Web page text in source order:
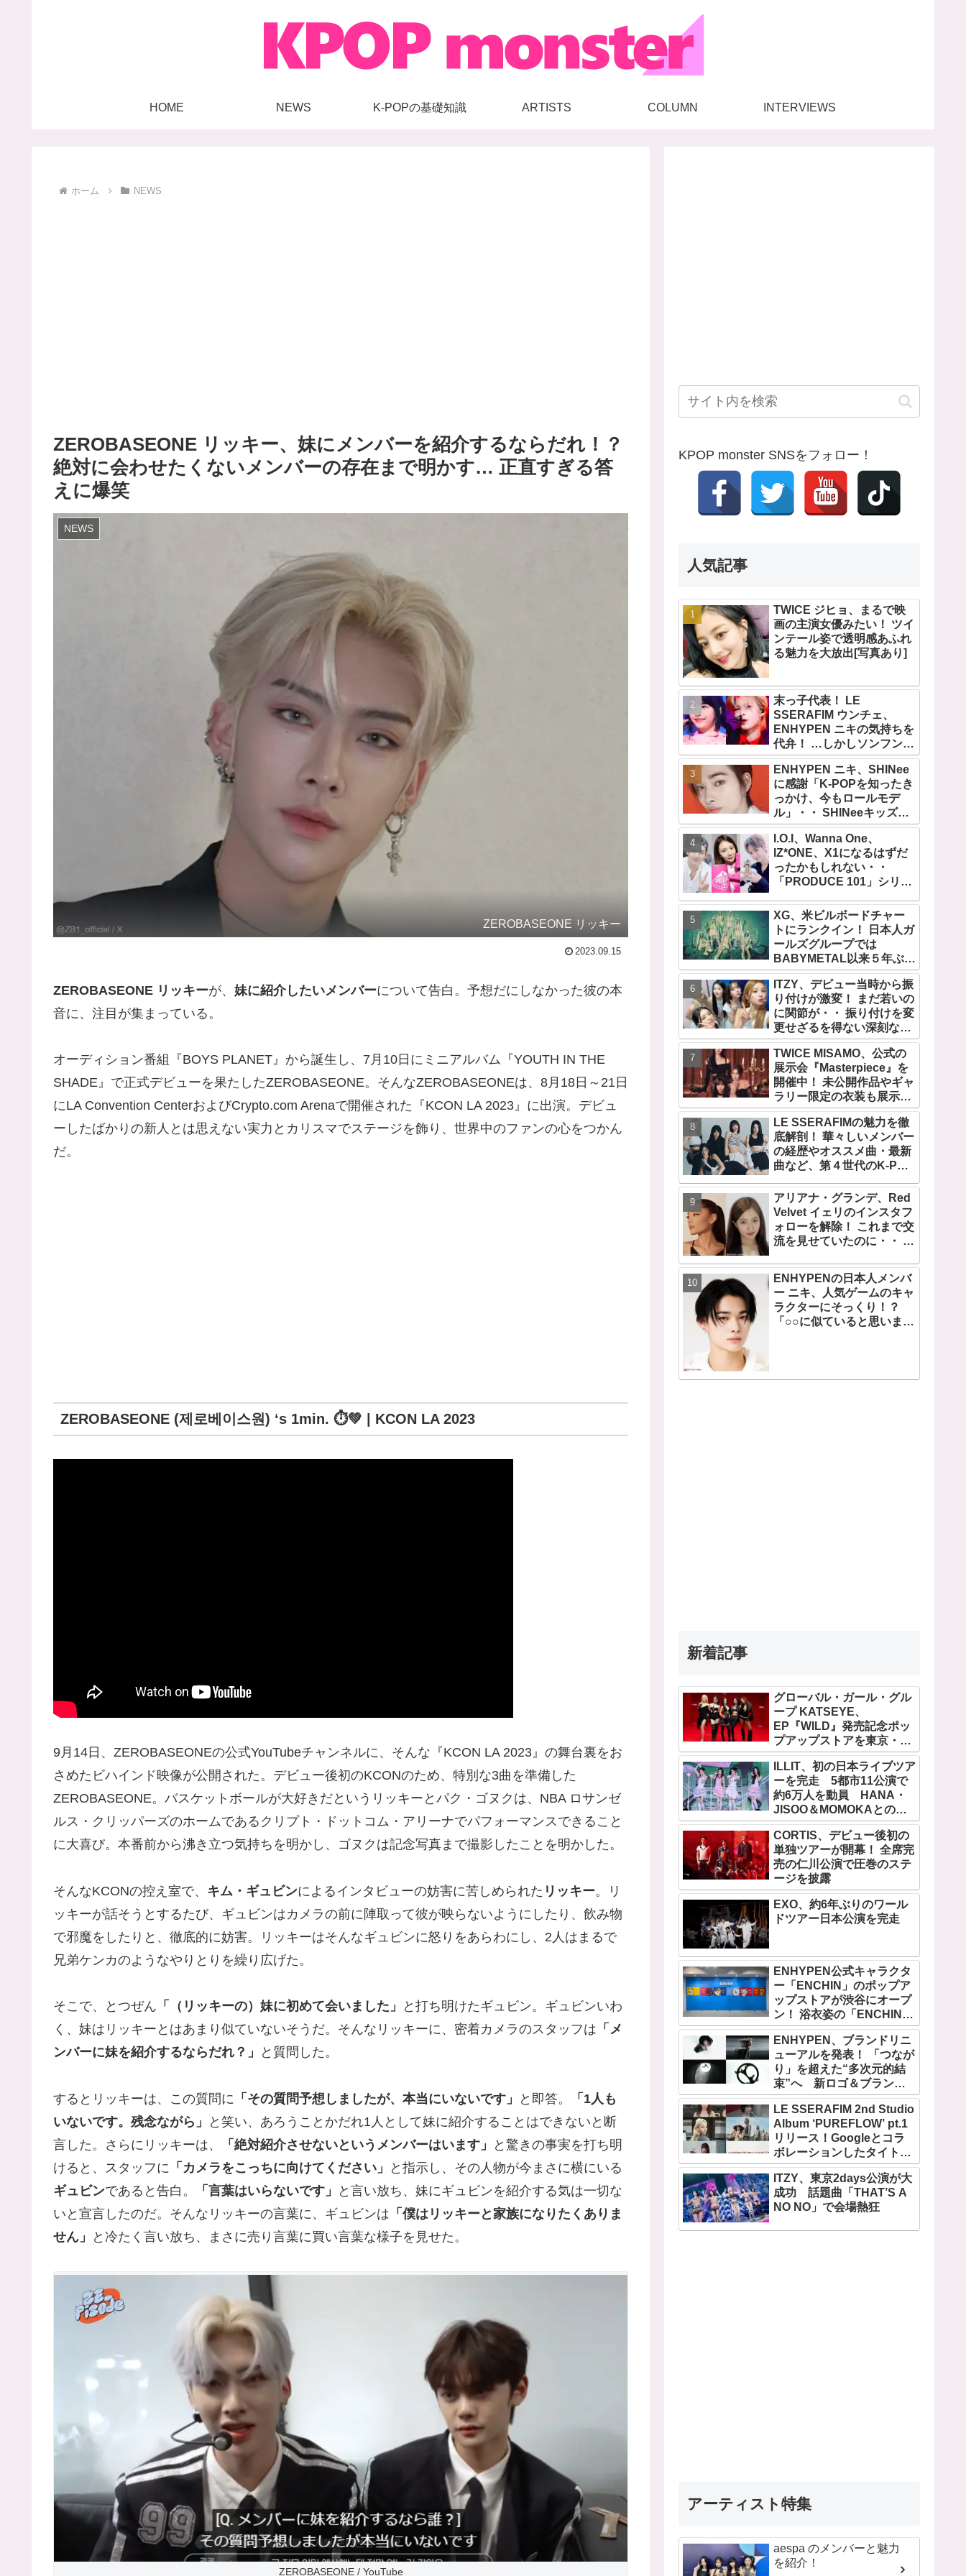
HOME NEWS K-POPの基礎知識 ARTISTS COLUMN INTERVIEWS
ホーム NEWS
ZEROBASEONE リッキー、妹にメンバーを紹介するならだれ！？
絶対に会わせたくないメンバーの存在まで明かす… 正直すぎる答
えに爆笑
NEWS
ZEROBASEONE リッキー
2023.09.15
ZEROBASEONE リッキーが、 妹に紹介したいメンバーについて告白。予想だにしなかった彼の本
音に、注目が集まっている。
オーディション番組『BOYS PLANET』から誕生し、7月10日にミニアルバム『YOUTH IN THE
SHADE』で正式デビューを果たしたZEROBASEONE。そんなZEROBASEONEは、8月18日～21日
にLA Convention CenterおよびCrypto.com Arenaで開催された『KCON LA 2023』に出演。デビュ
ーしたばかりの新人とは思えない実力とカリスマでステージを飾り、世界中のファンの心をつかん
だ。
ZEROBASEONE (제로베이스원) ‘s 1min. ⏱💚 | KCON LA 2023
9月14日、ZEROBASEONEの公式YouTubeチャンネルに、そんな『KCON LA 2023』の舞台裏をお
さめたビハインド映像が公開された。デビュー後初のKCONのため、特別な3曲を準備した
ZEROBASEONE。バスケットボールが大好きだというリッキーとパク・ゴヌクは、NBA ロサンゼ
ルス・クリッパーズのホームであるクリプト・ドットコム・アリーナでパフォーマンスできること
に大喜び。本番前から沸き立つ気持ちを明かし、ゴヌクは記念写真まで撮影したことを明かした。
そんなKCONの控え室で、 キム・ギュビンによるインタビューの妨害に苦しめられた リッキー。リ
ッキーが話そうとするたび、ギュビンはカメラの前に陣取って彼が映らないようにしたり、飲み物
で邪魔をしたりと、徹底的に妨害。リッキーはそんなギュビンに怒りをあらわにし、2人はまるで
兄弟ケンカのようなやりとりを繰り広げた。
そこで、とつぜん 「（リッキーの）妹に初めて会いました」
と打ち明けたギュビン。ギュビンいわ
く、妹はリッキーとはあまり似ていないそうだ。そんなリッキーに、密着カメラのスタッフは 「メ
ンバーに妹を紹介するならだれ？」
と質問した。
するとリッキーは、この質問に 「その質問予想しましたが、本当にいないです」 と即答。
「1人も
いないです。残念ながら」
と笑い、あろうことかだれ1人として妹に紹介することはできないと断
言した。さらにリッキーは、
「絶対紹介させないというメンバーはいます」
と驚きの事実を打ち明
けると、スタッフに 「カメラをこっちに向けてください」
と指示し、その人物が今まさに横にいる
ギュビンであると告白。 「言葉はいらないです」
と言い放ち、妹にギュビンを紹介する気は一切な
いと宣言したのだ。そんなリッキーの言葉に、ギュビンは 「僕はリッキーと家族になりたくありま
せん」
と冷たく言い放ち、まさに売り言葉に買い言葉な様子を見せた。
ZEROBASEONE / YouTube
KPOP monster SNSをフォロー！
人気記事
TWICE ジヒョ、まるで映
画の主演女優みたい！ ツイ
ンテール姿で透明感あふれ
る魅力を大放出[写真あり]
末っ子代表！ LE
SSERAFIM ウンチェ、
ENHYPEN ニキの気持ちを
代弁！ …しかしソンフンは
全否定「うちの末っ子は違
います」・・ かわいすぎる
２人の会話に爆笑
ENHYPEN ニキ、SHINee
に感謝「K-POPを知ったき
っかけ、今もロールモデ
ル」・・ SHINeeキッズと
しての経験を経て６年ぶり
に東京ドームに帰還した感
想は？
I.O.I、Wanna One、
IZ*ONE、X1になるはずだ
ったかもしれない・・
「PRODUCE 101」シリー
せられた練習生12人の氏名
が公表
XG、米ビルボードチャー
トにランクイン！ 日本人ガ
ールズグループでは
BABYMETAL以来５年ぶり
の快挙！ XGのグローバル
人気が止まらない…「コー
チェラ2025」にも日本人唯
一の出演
ITZY、デビュー当時から振
り付けが激変！ まだ若いの
に関節が・・ 振り付けを変
更せざるを得ない深刻な問
題とは
TWICE MISAMO、公式の
展示会『Masterpiece』を
開催中！ 未公開作品やギャ
ラリー限定の衣装も展示！
まさに最高傑作な世界に
LE SSERAFIMの魅力を徹
底解剖！ 華々しいメンバー
の経歴やオススメ曲・最新
曲など、第４世代のK-POP
する彼女たちのスゴさと
は？
アリアナ・グランデ、Red
Velvet イェリのインスタフ
ォローを解除！ これまで交
流を見せていたのに・・ 一
由を推測
ENHYPENの日本人メンバ
ー ニキ、人気ゲームのキャ
ラクターにそっくり！？
「○○に似ていると思いま
「客観的な視点で自分を見
新着記事
グローバル・ガール・グル
ープ KATSEYE、
EP『WILD』発売記念ポッ
プアップストアを東京・原
宿で開催 限定グッズも登
場ILLIT、初の日本ライブツア
ーを完走 5都市11公演で
約6万人を動員 HANA・
JISOO＆MOMOKAとのス
ペシャルコラボも実現
CORTIS、デビュー後初の
単独ツアーが開幕！ 全席完
売の仁川公演で圧巻のステ
ージを披露
EXO、約6年ぶりのワール
ドツアー日本公演を完走
ENHYPEN公式キャラクタ
ー「ENCHIN」のポップア
ップストアが渋谷にオープ
ン！ 浴衣姿の「ENCHIN」
が登場
ENHYPEN、ブランドリニ
ューアルを発表！ 「つなが
り」を超えた“多次元的結
束”へ 新ロゴ＆ブランド
フィルム公開
LE SSERAFIM 2nd Studio
Album ‘PUREFLOW’ pt.1
リリース！Googleとコラ
ボレーションしたタイトル
曲「BOOMPALA」MVも公
開
ITZY、東京2days公演が大
成功 話題曲「THAT’S A
NO NO」で会場熱狂
アーティスト特集
aespa のメンバーと魅力
を紹介！